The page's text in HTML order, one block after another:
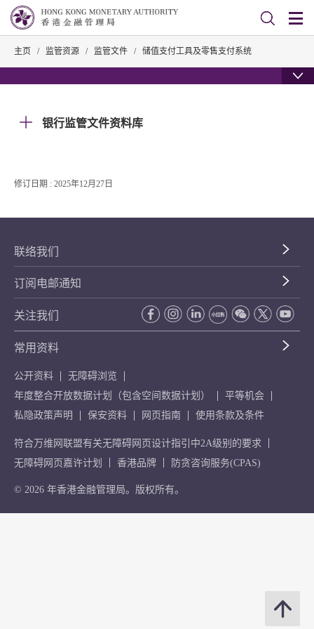
主页 / 监管资源 / 监管文件 / 储值支付工具及零售支付系统
银行监管文件资料库
修订日期 : 2025年12月27日
联络我们
订阅电邮通知
关注我们
常用资料
公开资料
无障碍浏览
年度整合开放数据计划（包含空间数据计划）
平等机会
私隐政策声明
保安资料 网页指南 使用条款及条件
符合万维网联盟有关无障碍网页设计指引中2A级别的要求
无障碍网页嘉许计划
香港品牌 防贪咨询服务(CPAS)
© 2026 年香港金融管理局。版权所有。